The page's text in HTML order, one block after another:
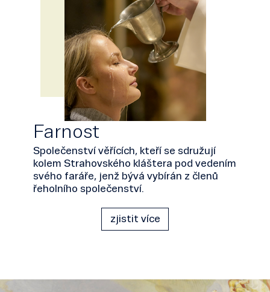
Farnost
Společenství věřících, kteří se sdružují
kolem Strahovského kláštera pod vedením
svého faráře, jenž bývá vybírán z členů
řeholního společenství.
zjistit více